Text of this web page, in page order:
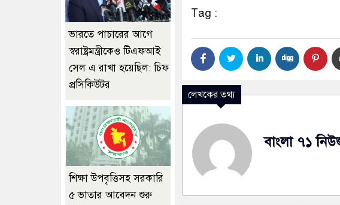
Tag :
লেখকের তথ্য
বাংলা ৭১
ভারতে পাচারের আগে
স্বরাষ্ট্রমন্ত্রীকেও টিএফআই
সেল এ রাখা হয়েছিল: চিফ
প্রসিকিউটর
শিক্ষা উপবৃত্তিসহ সরকারি
৫ ভাতার আবেদন শুরু